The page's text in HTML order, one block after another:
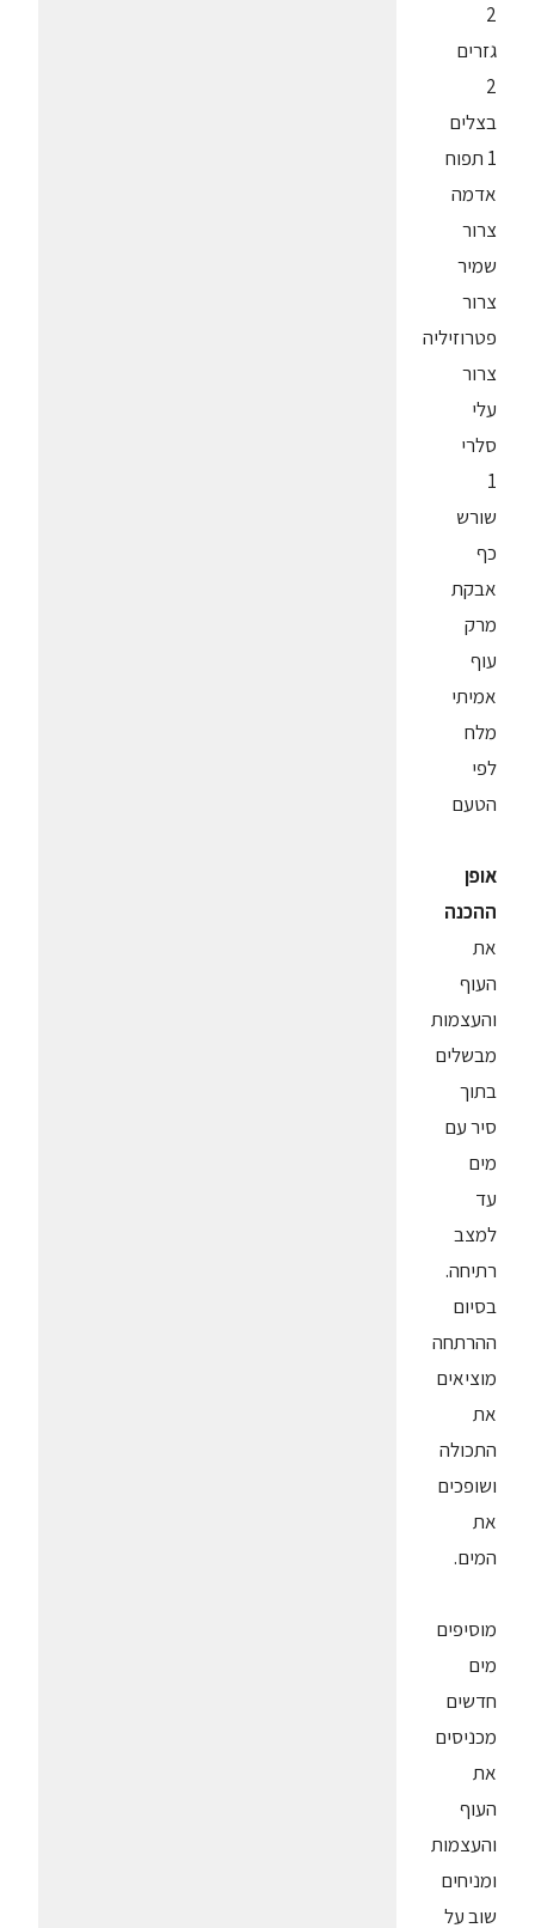
2
גזרים
2
בצלים
1 תפוח
אדמה
צרור
שמיר
צרור
פטרוזיליה
צרור
עלי
סלרי
1
שורש
כף
אבקת
מרק
עוף
אמיתי
מלח
לפי
הטעם
אופן
ההכנה
את
העוף
והעצמות
מבשלים
בתוך
סיר עם
מים
עד
למצב
רתיחה.
בסיום
ההרתחה
מוציאים
את
התכולה
ושופכים
את
המים.
מוסיפים
מים
חדשים
מכניסים
את
העוף
והעצמות
ומניחים
שוב על